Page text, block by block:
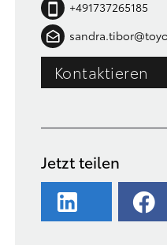
+491737265185
Kontaktieren
Jetzt teilen